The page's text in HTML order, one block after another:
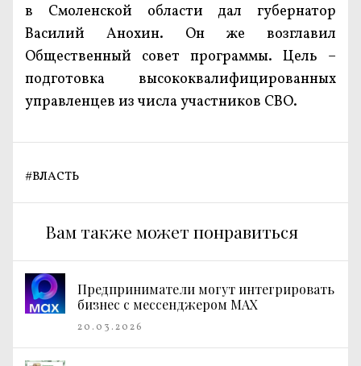
в Смоленской области дал губернатор
Василий Анохин. Он же возглавил
Общественный совет программы. Цель –
подготовка высококвалифицированных
управленцев из числа участников СВО.
#ВЛАСТЬ
Вам также может понравиться
Предприниматели могут интегрировать
бизнес с мессенджером MAX
20.03.2026